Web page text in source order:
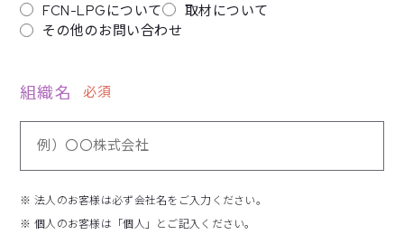
FCN-LPGについて
取材について
その他のお問い合わせ
組織名 必須
※ 法人のお客様は必ず会社名をご入力ください。
※ 個人のお客様は「個人」とご記入ください。